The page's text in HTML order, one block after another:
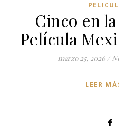
Cinco en
Película
marzo 25, 2026 /
LEER